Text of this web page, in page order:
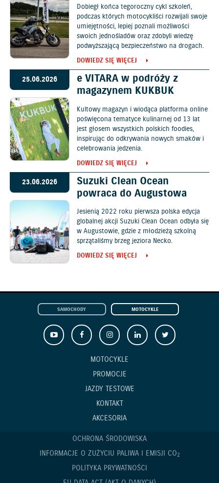
Dobiegł końca tegoroczny cykl szkoleń,
podczas których motocykliści rozwijali swoje
umiejętności, lepiej poznali możliwości
swoich jednośladów oraz zdobyli wiedzę
podwyższającą bezpieczeństwo na drogach.
DOWIEDZ SIĘ WIĘCEJ
25.06.2026
e VITARA w podróży z
magazynem KUKBUK
Kultowy magazyn i wiodąca platforma online
poświęcona tematyce kulinarnej od 13 lat
jest głosem wszystkich polskich foodies,
inspirując do odkrywania nowych smaków i
celebrowania jedzenia.
DOWIEDZ SIĘ WIĘCEJ
23.06.2026
Suzuki Clean Ocean
powraca do Augustowa
Jesienią 2022 roku pierwsza polska edycja
globalnej akcji Suzuki Clean Ocean odbyła się
w Augustowie, gdzie z młodzieżą szkolną
sprzątaliśmy brzeg jeziora Necko.
DOWIEDZ SIĘ WIĘCEJ
SAMOCHODY MOTOCYKLE
MOTOCYKLE
PROMOCJE
JAZDY TESTOWE
KONTAKT
AKCESORIA
OCHRONA ŚRODOWISKA
INFORMACJE O ZUŻYCIU PALIWA I EMISJI CO2
POLITYKA PRYWATNOŚCI